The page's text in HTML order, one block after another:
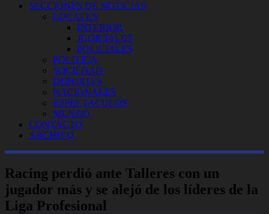
SECCIONES DE NOTICIAS
LOCALES
INTERIOR
JUDICIALES
POLICIALES
POLITICA
SOCIEDAD
DEPORTES
NACIONALES
ESPECTACULOS
MUNDO
CONTACTO
ARCHIVO
Racing perdió ante Talleres con un
jugador más y se alejó de los líderes de la
Liga Profesional